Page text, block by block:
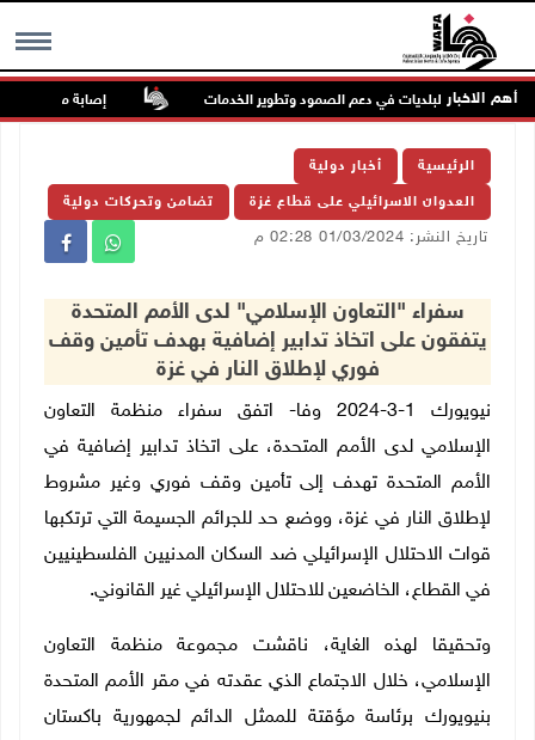
MENU أهم الاخبار
على دور البلديات في دعم الصمود وتطوير الخدمات إصابة مسن بجروح
الرئيسية أخبار دولية
العدوان الاسرائيلي على قطاع غزة تضامن وتحركات دولية
تاريخ النشر: 01/03/2024 02:28 م
سفراء "التعاون الإسلامي" لدى الأمم المتحدة
يتفقون على اتخاذ تدابير إضافية بهدف تأمين وقف
فوري لإطلاق النار في غزة
نيويورك 1-3-2024 وفا- اتفق سفراء منظمة التعاون
الإسلامي لدى الأمم المتحدة، على اتخاذ تدابير إضافية في
الأمم المتحدة تهدف إلى تأمين وقف فوري وغير مشروط
لإطلاق النار في غزة، ووضع حد للجرائم الجسيمة التي ترتكبها
قوات الاحتلال الإسرائيلي ضد السكان المدنيين الفلسطينيين
في القطاع، الخاضعين للاحتلال الإسرائيلي غير القانوني.
وتحقيقا لهذه الغاية، ناقشت مجموعة منظمة التعاون
الإسلامي، خلال الاجتماع الذي عقدته في مقر الأمم المتحدة
بنيويورك برئاسة مؤقتة للممثل الدائم لجمهورية باكستان